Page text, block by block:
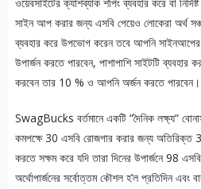
সাইন আপ করার জন্য এসবি পেয়েও লোকেরা অর্থ
ব্যবহার করে উপভোগ করেন তবে আপনি
উপার্জন করতে পারবেন, পাশাপাশি সাইটটি ব্যবহার
করবেন তার 10 % ও আপনি অর্জন করতে পারবেন।
SwagBucks বর্তমানে একটি “দৈনিক লক্ষ্য“
কমপক্ষে 30 এসবি রোজগার করার জন্য অতিরিক্ত
করতে সক্ষম করে যদি তারা দিনের উপার্জনে 98
অর্থোপার্জনের সর্বোত্তম কৌশল হ’ল প্রতিদিন এবং